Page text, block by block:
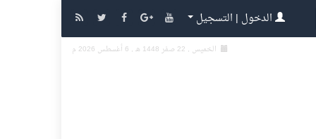
الدخول | التسجيل
الخميس , 22 صفر 1448 هـ , 6 أغسطس 2026 م